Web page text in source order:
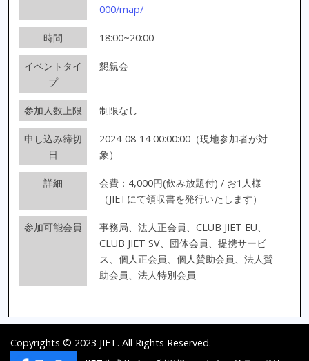
000/map/
時間 18:00~20:00
イベントタイ
プ
懇親会
参加人数上限 制限なし
申し込み締切
日
2024-08-14 00:00:00（現地参加者が対
象）
詳細
会費：4,000円(飲み放題付) / お1人様
（JIETにて領収書を発行いたします）
参加可能会員
事務局、法人正会員、CLUB JIET EU、
CLUB JIET SV、団体会員、提携サービ
ス、個人正会員、個人賛助会員、法人賛
助会員、法人特別会員
Copyrights © 2023 JIET. All Rights Reserved.